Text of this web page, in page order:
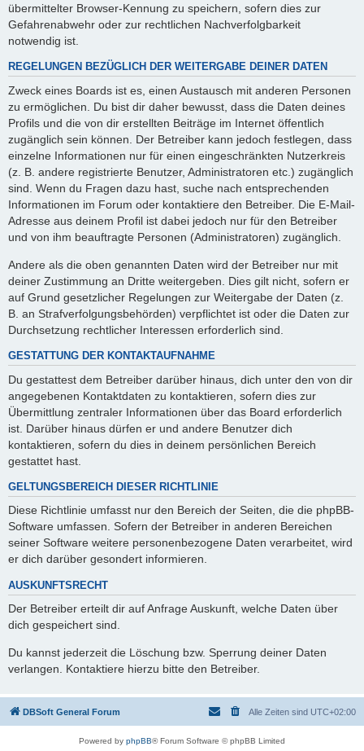
übermittelter Browser-Kennung zu speichern, sofern dies zur
Gefahrenabwehr oder zur rechtlichen Nachverfolgbarkeit
notwendig ist.
REGELUNGEN BEZÜGLICH DER WEITERGABE DEINER DATEN
Zweck eines Boards ist es, einen Austausch mit anderen Personen
zu ermöglichen. Du bist dir daher bewusst, dass die Daten deines
Profils und die von dir erstellten Beiträge im Internet öffentlich
zugänglich sein können. Der Betreiber kann jedoch festlegen, dass
einzelne Informationen nur für einen eingeschränkten Nutzerkreis
(z. B. andere registrierte Benutzer, Administratoren etc.) zugänglich
sind. Wenn du Fragen dazu hast, suche nach entsprechenden
Informationen im Forum oder kontaktiere den Betreiber. Die E-Mail-
Adresse aus deinem Profil ist dabei jedoch nur für den Betreiber
und von ihm beauftragte Personen (Administratoren) zugänglich.
Andere als die oben genannten Daten wird der Betreiber nur mit
deiner Zustimmung an Dritte weitergeben. Dies gilt nicht, sofern er
auf Grund gesetzlicher Regelungen zur Weitergabe der Daten (z.
B. an Strafverfolgungsbehörden) verpflichtet ist oder die Daten zur
Durchsetzung rechtlicher Interessen erforderlich sind.
GESTATTUNG DER KONTAKTAUFNAHME
Du gestattest dem Betreiber darüber hinaus, dich unter den von dir
angegebenen Kontaktdaten zu kontaktieren, sofern dies zur
Übermittlung zentraler Informationen über das Board erforderlich
ist. Darüber hinaus dürfen er und andere Benutzer dich
kontaktieren, sofern du dies in deinem persönlichen Bereich
gestattet hast.
GELTUNGSBEREICH DIESER RICHTLINIE
Diese Richtlinie umfasst nur den Bereich der Seiten, die die phpBB-
Software umfassen. Sofern der Betreiber in anderen Bereichen
seiner Software weitere personenbezogene Daten verarbeitet, wird
er dich darüber gesondert informieren.
AUSKUNFTSRECHT
Der Betreiber erteilt dir auf Anfrage Auskunft, welche Daten über
dich gespeichert sind.
Du kannst jederzeit die Löschung bzw. Sperrung deiner Daten
verlangen. Kontaktiere hierzu bitte den Betreiber.
DBSoft General Forum Alle Zeiten sind UTC+02:00
Powered by phpBB® Forum Software © phpBB Limited